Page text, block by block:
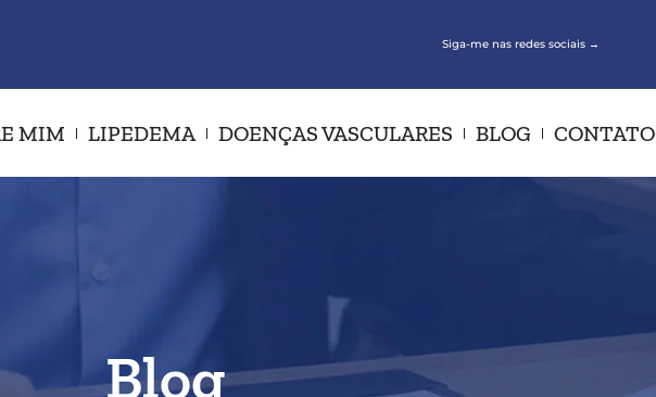
Siga-me nas redes sociais →
MIM LIPEDEMA DOENÇAS VASCULARES BLOG CONTATO
Blog